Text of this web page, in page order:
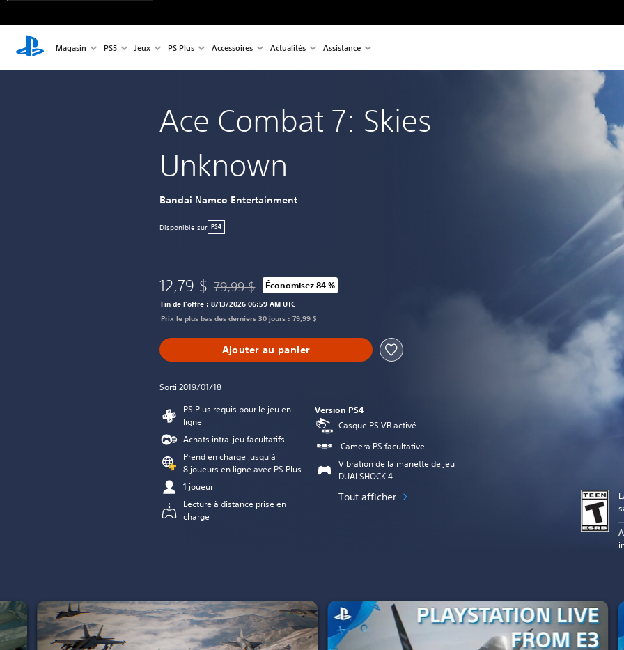
Magasin PS5 Jeux PS Plus Accessoires Actualités Assistance
Ace Combat 7: Skies
Unknown
Bandai Namco Entertainment
Disponible sur PS4
12,79 $ Remise par rapport au prix d'origine de 79,99 $
79,99 $ Économisez 84 %
Fin de l’offre : 8/13/2026 06:59 AM UTC
Prix le plus bas des derniers 30 jours : 79,99 $
Ajouter au panier
Sorti 2019/01/18
PS Plus requis pour le jeu en
ligne
Achats intra-jeu facultatifs
Prend en charge jusqu’à
8 joueurs en ligne avec PS Plus
1 joueur
Lecture à distance prise en
charge
Version PS4
Casque PS VR activé
Camera PS facultative
Vibration de la manette de jeu
DUALSHOCK 4
Tout afficher